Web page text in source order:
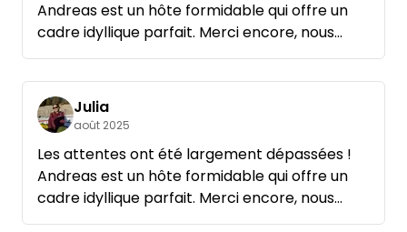
Andreas est un hôte formidable qui offre un
cadre idyllique parfait. Merci encore, nous
reviendrons sans aucun doute !
Julia
août 2025
Les attentes ont été largement dépassées !
Andreas est un hôte formidable qui offre un
cadre idyllique parfait. Merci encore, nous
reviendrons sans aucun doute !